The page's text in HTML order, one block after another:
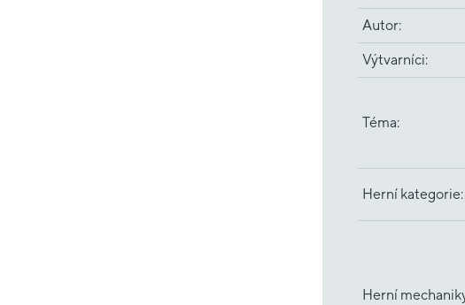
Autor:
Výtvarníci:
Téma:
Herní kategorie:
Herní